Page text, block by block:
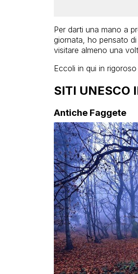
Per darti una mano a
giornata, ho pensato
visitare almeno una
Eccoli in qui in
SITI UNESCO
Antiche Faggete